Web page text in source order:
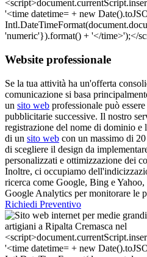
Website professionale
Se la tua attività ha un'offerta
comunicazione si basa
un sito web professionale può
pubblicitarie successive. Il nostro
registrazione del nome di dominio
di un sito web con un massimo di
di scegliere il design da
personalizzati e ottimizzazione dei
Inoltre, ci occupiamo
ricerca come Google, Bing e
Google Analytics per monitorare le
Richiedi Preventivo